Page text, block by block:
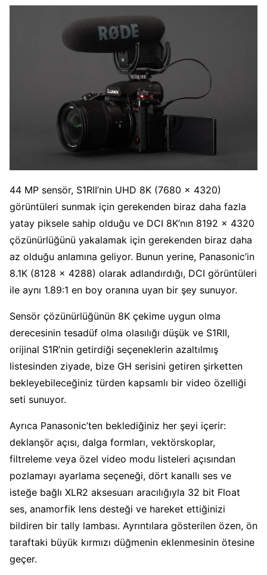
44 MP sensör, S1RII’nin UHD 8K (7680 x 4320)
görüntüleri sunmak için gerekenden biraz daha fazla
yatay piksele sahip olduğu ve DCI 8K’nın 8192 x 4320
çözünürlüğünü yakalamak için gerekenden biraz daha
az olduğu anlamına geliyor. Bunun yerine, Panasonic’in
8.1K (8128 x 4288) olarak adlandırdığı, DCI görüntüleri
ile aynı 1.89:1 en boy oranına uyan bir şey sunuyor.
Sensör çözünürlüğünün 8K çekime uygun olma
derecesinin tesadüf olma olasılığı düşük ve S1RII,
orijinal S1R’nin getirdiği seçeneklerin azaltılmış
listesinden ziyade, bize GH serisini getiren şirketten
bekleyebileceğiniz türden kapsamlı bir video özelliği
seti sunuyor.
Ayrıca Panasonic’ten beklediğiniz her şeyi içerir:
deklanşör açısı, dalga formları, vektörskoplar,
filtreleme veya özel video modu listeleri açısından
pozlamayı ayarlama seçeneği, dört kanallı ses ve
isteğe bağlı XLR2 aksesuarı aracılığıyla 32 bit Float
ses, anamorfik lens desteği ve hareket ettiğinizi
bildiren bir tally lambası. Ayrıntılara gösterilen özen, ön
taraftaki büyük kırmızı düğmenin eklenmesinin ötesine
geçer.